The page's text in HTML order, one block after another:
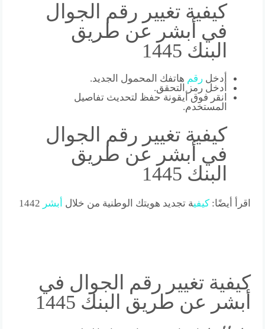
كيفية تغيير رقم الجوال
في أبشر عن طريق
البنك 1445
أدخلرقم هاتفك المحمول الجديد.
أدخل رمز التحقق.
انقر فوق أيقونة حفظ لتحديث تفاصيل
المستخدم.
كيفية تغيير رقم الجوال
في أبشر عن طريق
البنك 1445
اقرأ أيضًا:كيفية تجديد هويتك الوطنية من خلال أبشر
كيفية تغيير رقم الجوال في
أبشر عن طريق البنك 1445